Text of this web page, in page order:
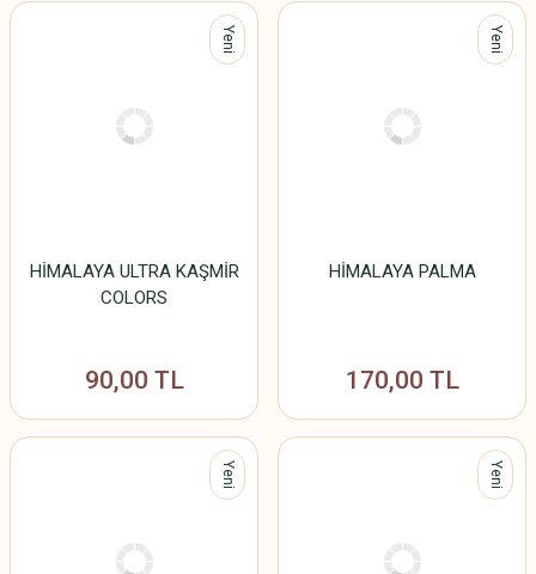
Yeni
HİMALAYA ULTRA KAŞMİR
COLORS
90,00 TL
Yeni
HİMALAYA PALMA
170,00 TL
Yeni Yeni